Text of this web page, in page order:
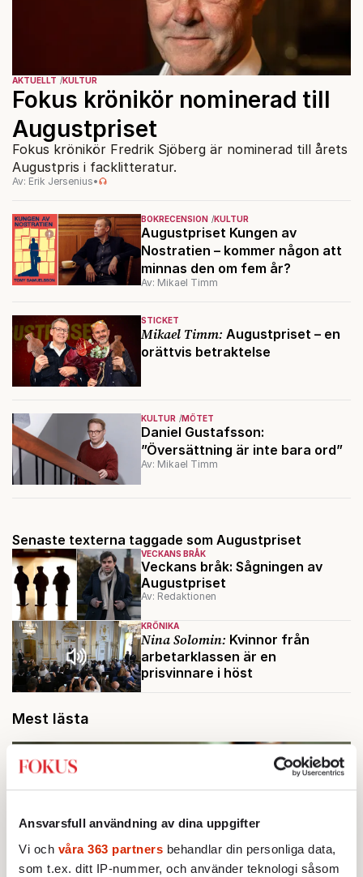
Ansvarsfull användning av dina uppgifter
Vi och våra 363 partners behandlar din personliga data,
som t.ex. ditt IP-nummer, och använder teknologi såsom
BOKRECENSION KULTUR
Augustpriset Kungen av
Nostratien – kommer någon att
minnas den om fem år?
Av: Mikael Timm
STICKET
Mikael Timm: Augustpriset – en
orättvis betraktelse
KULTUR MÖTET
Daniel Gustafsson:
”Översättning är inte bara ord”
Av: Mikael Timm
AKTUELLT KULTUR
Fokus krönikör nominerad till
Augustpriset
Fokus krönikör Fredrik Sjöberg är nominerad till årets
Augustpris i facklitteratur.
Av: Erik Jersenius•
Senaste texterna taggade som Augustpriset
VECKANS BRÅK
Veckans bråk: Sågningen av
Augustpriset
Av: Redaktionen
KRÖNIKA
Nina Solomin: Kvinnor från
arbetarklassen är en
prisvinnare i höst
Mest lästa